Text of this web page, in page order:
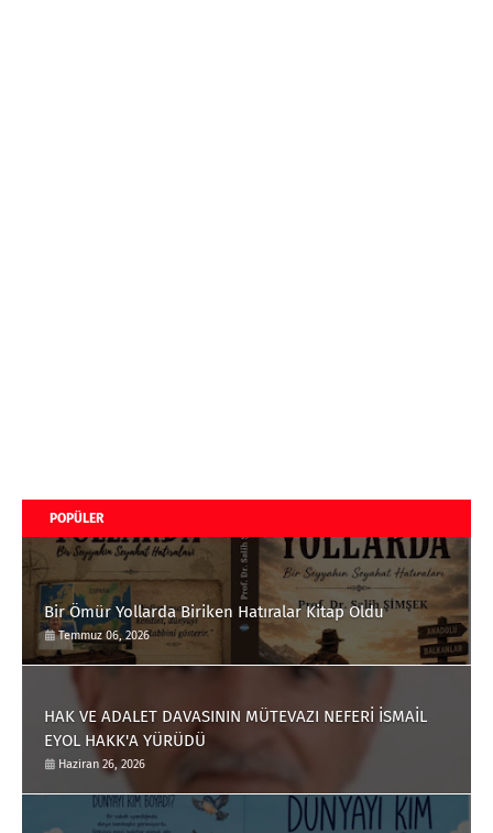
POPÜLER
Bir Ömür Yollarda Biriken Hatıralar Kitap Oldu
Temmuz 06, 2026
HAK VE ADALET DAVASININ MÜTEVAZI NEFERİ İSMAİL
EYOL HAKK'A YÜRÜDÜ
Haziran 26, 2026